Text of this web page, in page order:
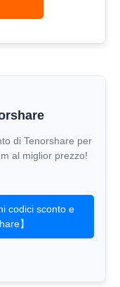
di Tenorshare per
al miglior prezzo!
codici sconto e
】